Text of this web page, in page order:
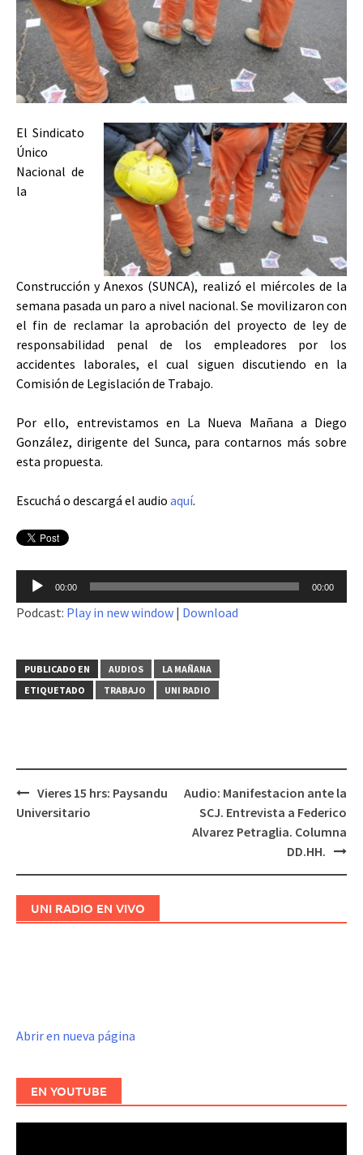
El Sindicato
Único
Nacional de
la
Construcción y Anexos (SUNCA), realizó el miércoles de la
semana pasada un paro a nivel nacional. Se movilizaron con
el fin de reclamar la aprobación del proyecto de ley de
responsabilidad penal de los empleadores por los
accidentes laborales, el cual siguen discutiendo en la
Comisión de Legislación de Trabajo.
Por ello, entrevistamos en La Nueva Mañana a Diego
González, dirigente del Sunca, para contarnos más sobre
esta propuesta.
Escuchá o descargá el audio aquí.
Reproductor
audio
00:00 00:00
Podcast: Play in new window | Download
PUBLICADO EN AUDIOS
LA MAÑANA
ETIQUETADO
TRABAJO UNI RADIO
Navegación
Vieres 15 hrs: Paysandu
Universitario
Audio: Manifestacion ante la
SCJ. Entrevista a Federico
Alvarez Petraglia. Columna
DD.HH.
UNI RADIO EN VIVO
Abrir en nueva página
EN YOUTUBE